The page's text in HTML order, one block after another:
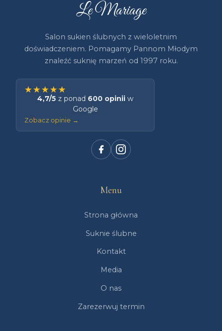
Le Mariage
Salon sukien ślubnych z wieloletnim
doświadczeniem. Pomagamy Pannom Młodym
znaleźć suknię marzeń od 1997 roku.
★★★★★
4,7/5 z ponad 600 opinii w
Google
Zobacz opinie →
Menu
Strona główna
Suknie ślubne
Kontakt
Media
O nas
Zarezerwuj termin